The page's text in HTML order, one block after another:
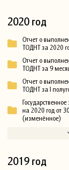
2020 год
Отчет о
ТОДНТ за 2020
Отчет о
ТОДНТ за 9
Отчет о
ТОДНТ за I
на 2020 год от
(изменённое)
2019 год